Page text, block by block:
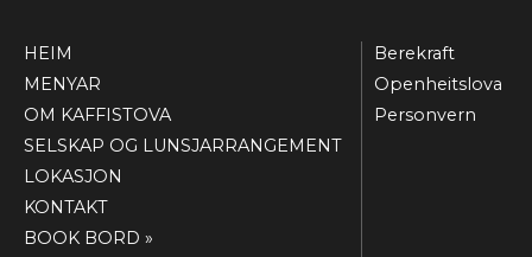
HEIM
MENYAR
OM KAFFISTOVA
SELSKAP OG LUNSJARRANGEMENT
LOKASJON
KONTAKT
BOOK BORD »
Berekraft
Openheitslova
Personvern